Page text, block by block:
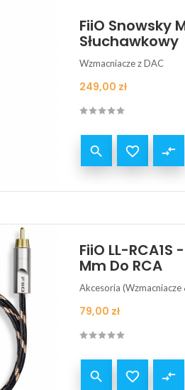
FiiO Snowsky
Słuchawkowy
Wzmacniacze z DAC
Cena
249,00 zł
  compare_arrows
FiiO LL-
Mm Do RCA
Akcesoria (Wzmacniacze
Cena
79,00 zł
  compare_arrows